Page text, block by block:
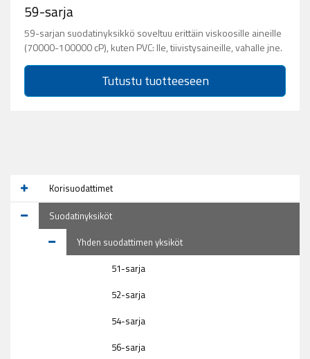
59-sarja
59-sarjan suodatinyksikkö soveltuu erittäin viskoosille aineille
(70000-100000 cP), kuten PVC: lle, tiivistysaineille, vahalle jne.
Tutustu tuotteeseen
Korisuodattimet
Suodatinyksiköt
Yhden suodattimen yksiköt
51-sarja
52-sarja
54-sarja
56-sarja